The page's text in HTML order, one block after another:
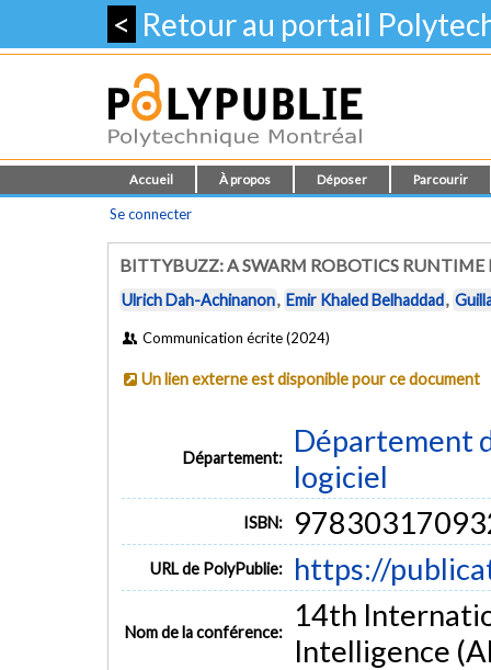
< Retour au portail
Accueil À propos Déposer Parcourir
Se connecter
BITTYBUZZ: A SWARM ROBOTICS RUNTIME
Ulrich Dah-Achinanon, Emir Khaled Belhaddad,
Communication écrite (2024)
Un lien externe est disponible pour ce document
Département:
Département
logiciel
ISBN:
URL de PolyPublie: https://
Nom de la conférence:
14th
Intelligence